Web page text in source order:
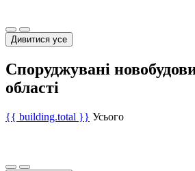
Дивитися усе
Споруджувані
області
{{ building.total }} Усього